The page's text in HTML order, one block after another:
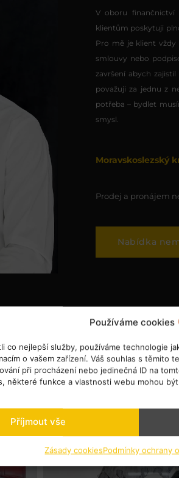
Používáme cookies
co nejlepší služby, používáme technologie
o vašem zařízení. Váš souhlas s těmito
při procházení nebo jedinečná ID na
některé funkce a vlastnosti webu mohou
Příjmout vše
Zásady cookiesPodmínky ochrany
V oboru finančnictví
klientům poskytuji
Pro mě je klient
smlouvy nebo
završení abych
považuji za jednu z
potřeba – bydlet
smysl.
Moravskoslezský
Prodej a pronájem
Nabídka